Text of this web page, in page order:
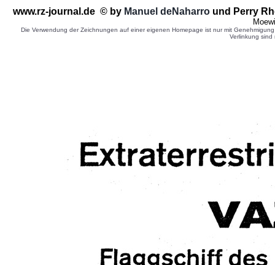
www.rz-journal.de © by Manuel deNaharro und Perry
Die Verwendung der Zeichnungen auf einer eigenen Homepage ist nur mit
Verlinkung sind